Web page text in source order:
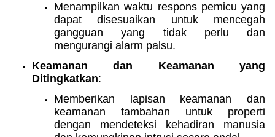
Menampilkan waktu respons pemicu yang
dapat disesuaikan untuk mencegah
gangguan yang tidak perlu dan
mengurangi alarm palsu.
Keamanan dan Keamanan yang
Ditingkatkan:
Memberikan lapisan keamanan dan
keamanan tambahan untuk properti
dengan mendeteksi kehadiran manusia